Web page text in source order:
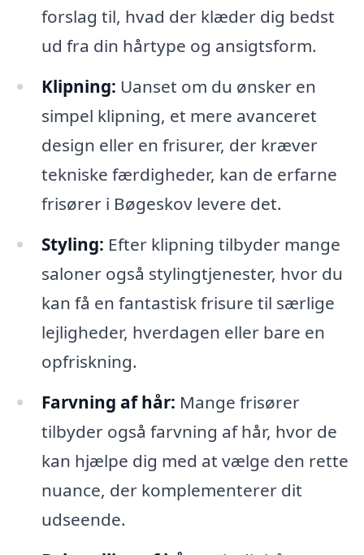
forslag til, hvad der klæder dig bedst
ud fra din hårtype og ansigtsform.
Klipning: Uanset om du ønsker en
simpel klipning, et mere avanceret
design eller en frisurer, der kræver
tekniske færdigheder, kan de erfarne
frisører i Bøgeskov levere det.
Styling: Efter klipning tilbyder mange
saloner også stylingtjenester, hvor du
kan få en fantastisk frisure til særlige
lejligheder, hverdagen eller bare en
opfriskning.
Farvning af hår: Mange frisører
tilbyder også farvning af hår, hvor de
kan hjælpe dig med at vælge den rette
nuance, der komplementerer dit
udseende.